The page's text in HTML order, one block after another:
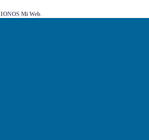
IONOS Mi Web